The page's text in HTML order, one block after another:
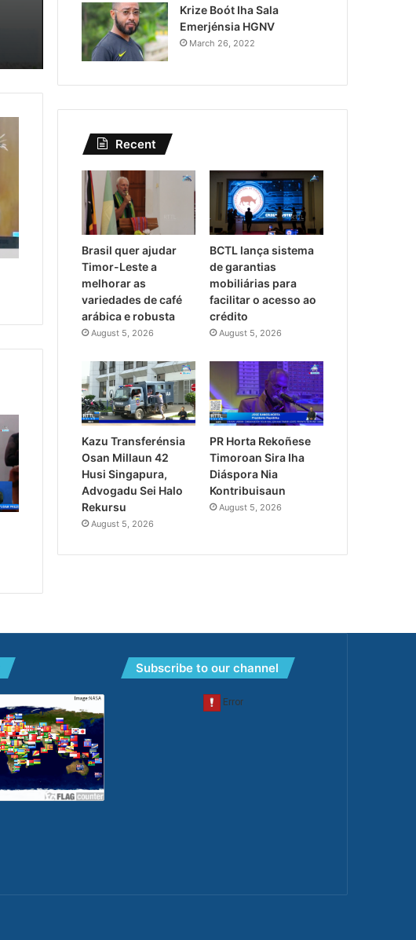
Krize Boót Iha Sala
Emerjénsia HGNV
March 26, 2022
Recent
Brasil quer ajudar
Timor-Leste a
melhorar as
variedades de café
arábica e robusta
August 5, 2026
BCTL lança sistema
de garantias
mobiliárias para
facilitar o acesso ao
crédito
August 5, 2026
Kazu Transferénsia
Osan Millaun 42
Husi Singapura,
Advogadu Sei Halo
Rekursu
August 5, 2026
PR Horta Rekoñese
Timoroan Sira Iha
Diáspora Nia
Kontribuisaun
August 5, 2026
Subscribe to our channel